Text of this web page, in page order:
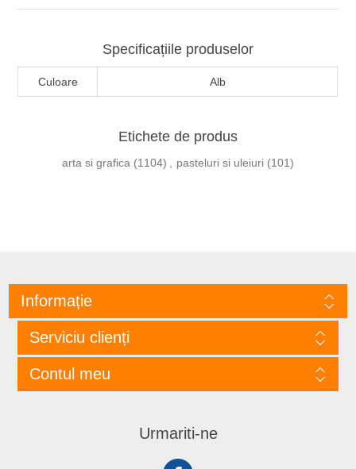
Specificațiile produselor
Culoare Alb
Etichete de produs
arta si grafica (1104) , pasteluri si uleiuri (101)
Informație
Serviciu clienți
Contul meu
Urmariti-ne